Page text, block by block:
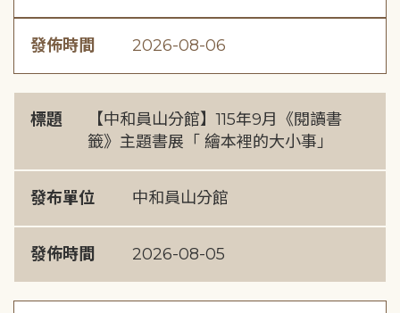
發佈時間 2026-08-06
標題
【中和員山分館】115年9月《閱讀書
籤》主題書展「 繪本裡的大小事」
發布單位 中和員山分館
發佈時間 2026-08-05